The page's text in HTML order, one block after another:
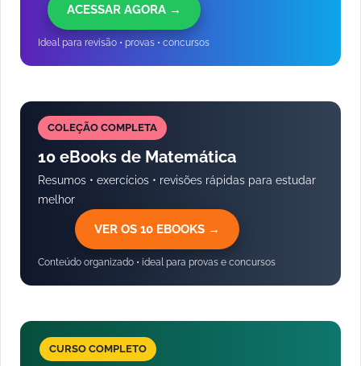
ACESSAR AGORA →
Ideal para revisão • provas • concursos
COLEÇÃO COMPLETA
10 eBooks de Matemática
Resumos • exercícios • revisões rápidas para estudar
melhor
VER OS 10 EBOOKS →
Conteúdo organizado • ideal para provas e concursos
CURSO COMPLETO